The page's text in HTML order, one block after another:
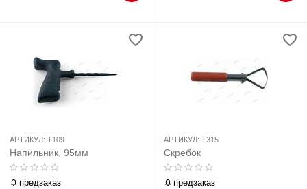
АРТИКУЛ: T109
Напильник, 95мм
предзаказ
АРТИКУЛ: T315
Скребок
предзаказ